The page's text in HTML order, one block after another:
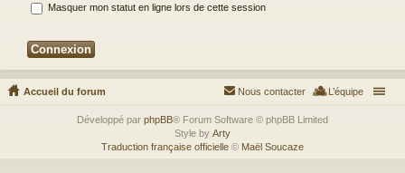
Masquer mon statut en ligne lors de cette session
Accueil du forum L’équipe
Nous contacter
Développé par phpBB® Forum Software © phpBB Limited
Style by Arty
Traduction française officielle © Maël Soucaze